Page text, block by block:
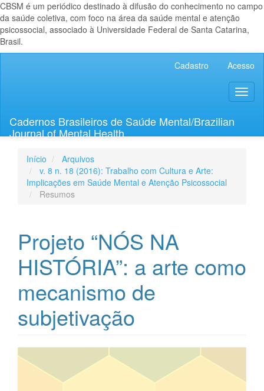
CBSM é um periódico destinado à difusão do conhecimento no campo
da saúde coletiva, com foco na área da saúde mental e atenção
psicossocial, associado à Universidade Federal de Santa Catarina,
Brasil.
Lateral
Cadastro Acesso
Cadernos Brasileiros de Saúde Mental/Brazilian
Journal of Mental Health
Início
Arquivos
v. 8 n. 18 (2016): Trabalho com Cultura e Arte:
Implicações em Saúde Mental e Atenção Psicossocial
Resumos
Projeto “NÓS NA
HISTÓRIA”: a arte como
mecanismo de
subjetivação
Barra
lateral